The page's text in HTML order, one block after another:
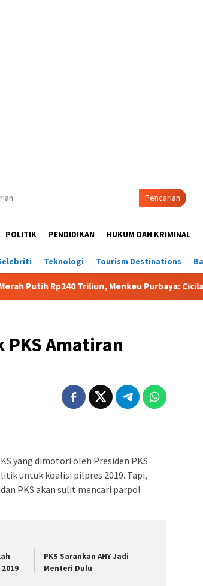
Pencarian
POLITIK PENDIDIKAN HUKUM DAN KRIMINAL
Teknologi Tourism Destinations
Triliun, Menkeu Purbaya: Cicilan Tidak Akan
Amatiran
yang dimotori oleh Presiden PKS
untuk koalisi pilpres 2019. Tapi,
PKS akan sulit mencari parpol
PKS Sarankan AHY Jadi
Menteri Dulu